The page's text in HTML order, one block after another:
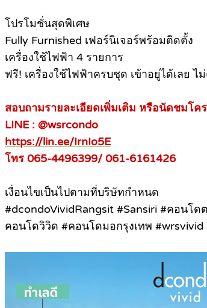
โปรโมชั่นสุดพิเศษ
Fully Furnished เฟอร์นิเจอร์พร้อมติดตั้ง
เครื่องใช้ไฟฟ้า 4 รายการ
ฟรี! เครื่องใช้ไฟฟ้าครบชุด เข้าอยู่ได้เลย ไ
สอบถามรายละเอียดเพิ่มเติม หรือนัดชมโค
LINE : @wsrcondo
https://lin.ee/IrnIo5E
โทร 065-4496399/ 061-6161426
เงื่อนไขเป็นไปตามที่บริษัทกำหนด
#dcondoVividRangsit #Sansiri #คอนโ
คอนโดวิวิด #คอนโดมอกรุงเทพ #wrsvivid